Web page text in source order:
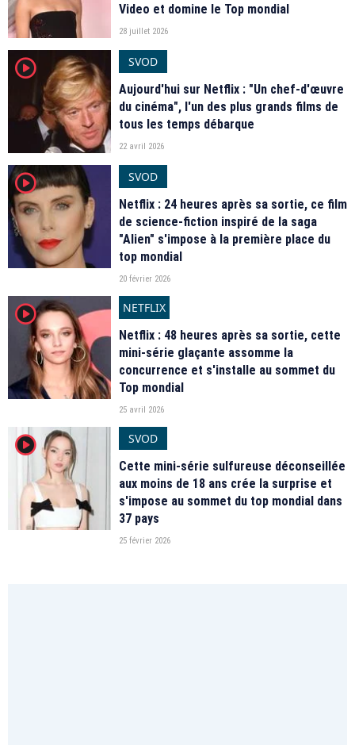
Video et domine le Top mondial
28 juillet 2026
player2
SVOD
Aujourd'hui sur Netflix : "Un chef-d'œuvre
du cinéma", l'un des plus grands films de
tous les temps débarque
22 avril 2026
player2
SVOD
Netflix : 24 heures après sa sortie, ce film
de science-fiction inspiré de la saga
"Alien" s'impose à la première place du
top mondial
20 février 2026
player2
NETFLIX
Netflix : 48 heures après sa sortie, cette
mini-série glaçante assomme la
concurrence et s'installe au sommet du
Top mondial
25 avril 2026
player2
SVOD
Cette mini-série sulfureuse déconseillée
aux moins de 18 ans crée la surprise et
s'impose au sommet du top mondial dans
37 pays
25 février 2026